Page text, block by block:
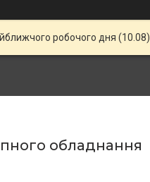
робочого дня (10.08).
обладнання